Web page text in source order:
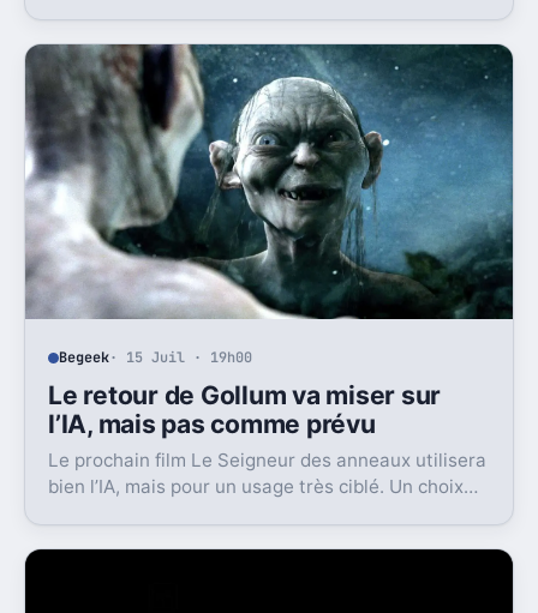
Begeek· 15 Juil · 19h00
Le retour de Gollum va miser sur
l’IA, mais pas comme prévu
Le prochain film Le Seigneur des anneaux utilisera
bien l’IA, mais pour un usage très ciblé. Un choix